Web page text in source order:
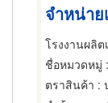
จำหน่า
โรงงานผลิ
ชื่อหมวดหมู่
ตราสินค้า :